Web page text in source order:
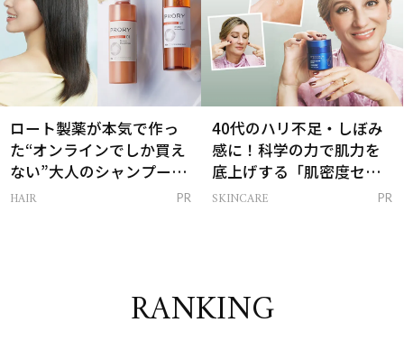
ロート製薬が本気で作っ
た“オンラインでしか買え
ない”大人のシャンプー＆
トリートメントって？
HAIR PR
40代のハリ不足・しぼみ
感に！科学の力で肌力を
底上げする「肌密度セラ
ム」
SKINCARE PR
RANKING